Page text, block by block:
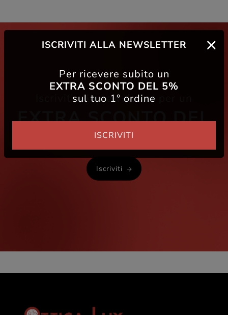
Iscriviti alla newsletter per un
EXTRA SCONTO DEL
5%
Iscriviti
ISCRIVITI ALLA NEWSLETTER
Per ricevere subito un
EXTRA SCONTO DEL 5%
sul tuo 1° ordine
ISCRIVITI